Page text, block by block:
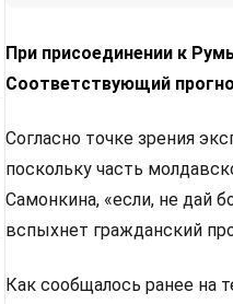
При присоединении к
Соответствующий
Согласно точке зрения
поскольку часть
Самонкина, «если, не дай
вспыхнет гражданский
Как сообщалось ранее на